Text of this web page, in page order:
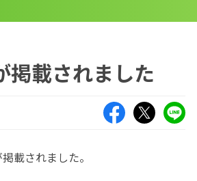
掲載されました
Facebook X（旧Twitter
載されました。